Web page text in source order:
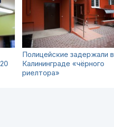
Полицейские задержали в
Калининграде «чёрного
риелтора»